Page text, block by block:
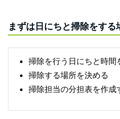
まずは日にちと掃除をする
掃除を行う日にちと時間
掃除する場所を決める
掃除担当の分担表を作成